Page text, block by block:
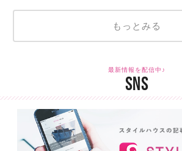
もっとみる
最新情報を配信中♪
SNS